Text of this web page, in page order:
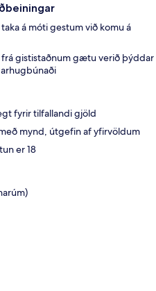
á móti gestum við komu á
frá gististaðnum gætu verið þýddar
fyrir tilfallandi gjöld
mynd, útgefin af yfirvöldum
er 18